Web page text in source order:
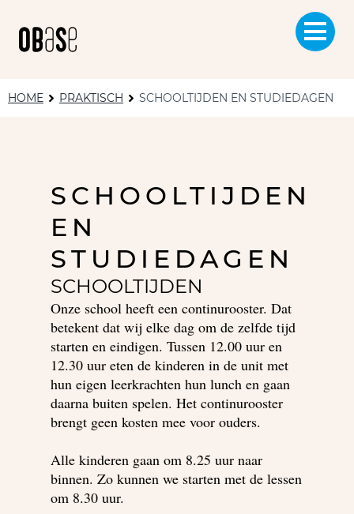
HOME PRAKTISCH SCHOOLTIJDEN EN STUDIEDAGEN
SCHOOLTIJDEN
EN
STUDIEDAGEN
SCHOOLTIJDEN
Onze school heeft een continurooster. Dat
betekent dat wij elke dag om de zelfde tijd
starten en eindigen. Tussen 12.00 uur en
12.30 uur eten de kinderen in de unit met
hun eigen leerkrachten hun lunch en gaan
daarna buiten spelen. Het continurooster
brengt geen kosten mee voor ouders.
Alle kinderen gaan om 8.25 uur naar
binnen. Zo kunnen we starten met de lessen
om 8.30 uur.